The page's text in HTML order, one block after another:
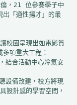
，21 位參賽學子中
「適性揚才」的最
校園呈現出如電影質
項重大工程：
結合活動中心冷氣安
設備改建，校方將現
設計感的學習空間，